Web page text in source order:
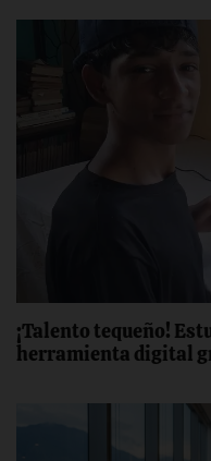
¡Talento tequeño!
‎herramienta digital